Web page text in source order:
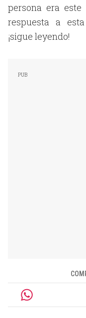
persona era
respuesta a
¡sigue leyendo!